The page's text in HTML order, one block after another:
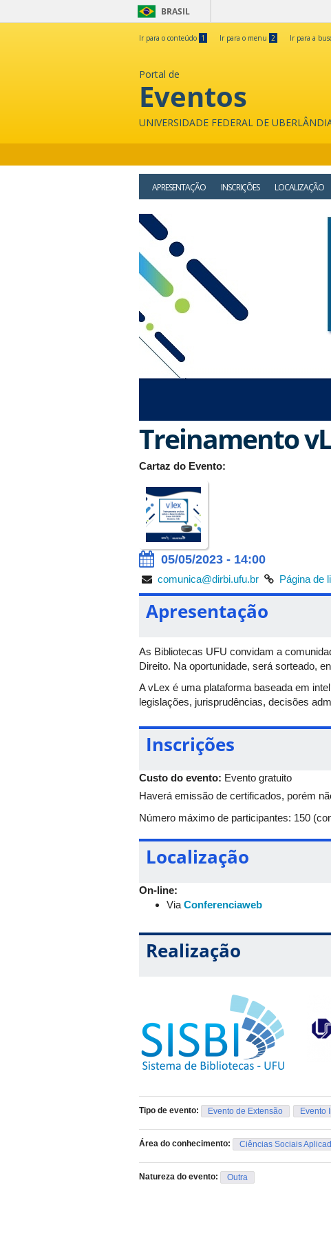
BRASIL
Ir para o conteúdo 1 Ir para o menu 2 Ir para a
Portal de
Eventos
UNIVERSIDADE FEDERAL DE
APRESENTAÇÃO INSCRIÇÕES LOCALIZAÇÃO
Treinamento
Cartaz do Evento:
05/05/2023 - 14:00
comunica@dirbi.ufu.br Página de
Apresentação
As Bibliotecas UFU convidam a
Direito. Na oportunidade, será sorteado,
A vLex é uma plataforma baseada em
legislações, jurisprudências, decisões
Inscrições
Custo do evento: Evento gratuito
Haverá emissão de certificados, porém
Número máximo de participantes: 150
Localização
On-line:
Via Conferenciaweb
Realização
Tipo de evento: Evento de Extensão Evento
Área do conhecimento: Ciências Sociais
Natureza do evento: Outra